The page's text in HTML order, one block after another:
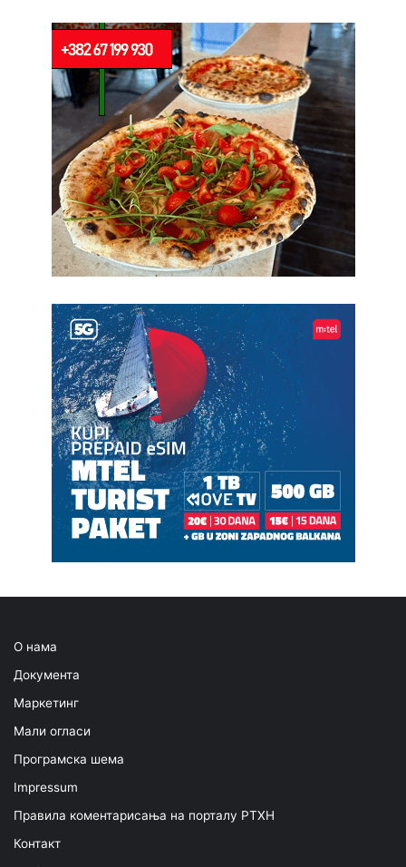
О нама
Документа
Маркетинг
Мали огласи
Програмска шема
Impressum
Правила коментарисања на порталу РТХН
Контакт